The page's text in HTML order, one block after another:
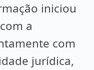
iniciou
a
com
jurídica,